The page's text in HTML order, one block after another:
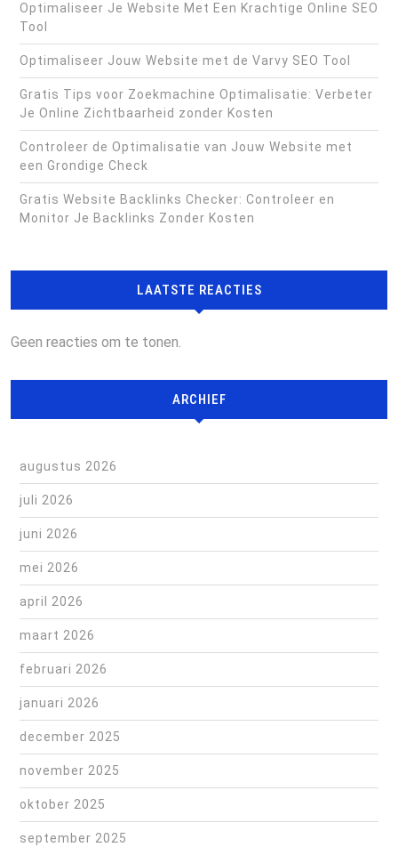
Optimaliseer Je Website Met Een Krachtige Online SEO
Tool
Optimaliseer Jouw Website met de Varvy SEO Tool
Gratis Tips voor Zoekmachine Optimalisatie: Verbeter
Je Online Zichtbaarheid zonder Kosten
Controleer de Optimalisatie van Jouw Website met
een Grondige Check
Gratis Website Backlinks Checker: Controleer en
Monitor Je Backlinks Zonder Kosten
LAATSTE REACTIES
Geen reacties om te tonen.
ARCHIEF
augustus 2026
juli 2026
juni 2026
mei 2026
april 2026
maart 2026
februari 2026
januari 2026
december 2025
november 2025
oktober 2025
september 2025